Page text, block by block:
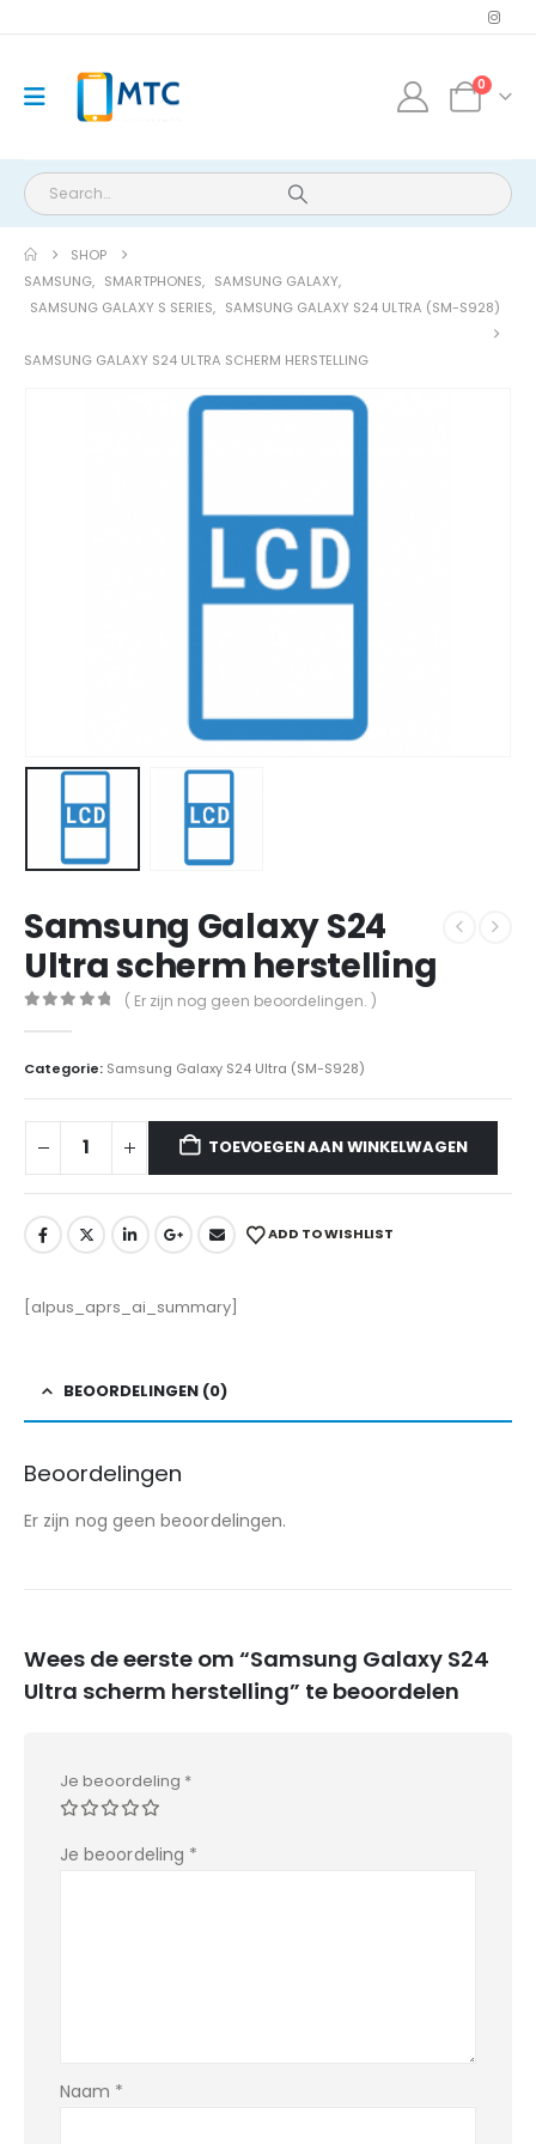
0
SHOP
SAMSUNG, SMARTPHONES, SAMSUNG GALAXY,
SAMSUNG GALAXY S SERIES, SAMSUNG GALAXY S24 ULTRA (SM-S928)
SAMSUNG GALAXY S24 ULTRA SCHERM HERSTELLING
Samsung Galaxy S24
Ultra scherm herstelling
( Er zijn nog geen beoordelingen. )
Categorie: Samsung Galaxy S24 Ultra (SM-S928)
TOEVOEGEN AAN WINKELWAGEN
ADD TO WISHLIST
[alpus_aprs_ai_summary]
BEOORDELINGEN (0)
Beoordelingen
Er zijn nog geen beoordelingen.
Wees de eerste om “Samsung Galaxy S24
Ultra scherm herstelling” te beoordelen
Je beoordeling *
Je beoordeling *
Naam *